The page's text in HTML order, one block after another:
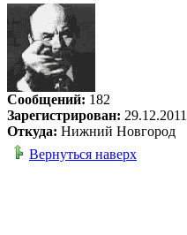
Сообщений: 182
Зарегистрирован: 29.12.2011
Откуда: Нижний Новгород
Вернуться наверх